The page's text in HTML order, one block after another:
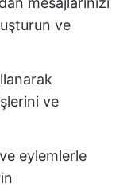
ve
ve
eylemlerle